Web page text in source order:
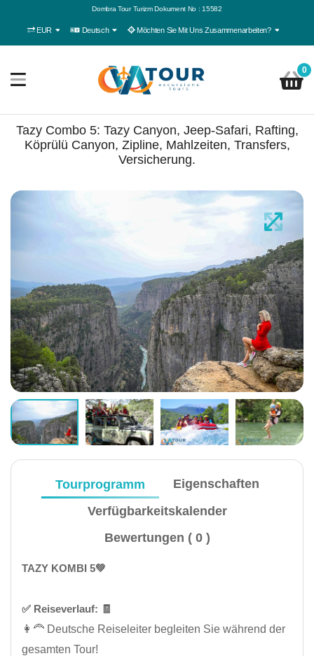
Dombra Tour Turizm Dokument No : 15582
EUR Deutsch Möchten Sie Mit Uns Zusammenarbeiten?
0
Tazy Combo 5: Tazy Canyon, Jeep-Safari, Rafting,
Köprülü Canyon, Zipline, Mahlzeiten, Transfers,
Versicherung.
Tourprogramm
Eigenschaften
Verfügbarkeitskalender
Bewertungen ( 0 )
TAZY KOMBI 5💚
✅️ Reiseverlauf: 🧾
👩‍🦰 Deutsche Reiseleiter begleiten Sie während der
gesamten Tour!